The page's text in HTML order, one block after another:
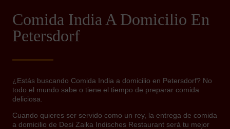
Comida India A Domicilio En
Petersdorf
¿Estás buscando Comida India a domicilio en Petersdorf? No
todo el mundo sabe o tiene el tiempo de preparar comida
deliciosa.
Cuando quieres ser servido como un rey, la entrega de comida
a domicilio de Desi Zaika Indisches Restaurant será tu mejor